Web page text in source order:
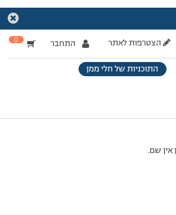
הצטרפות לאתר התחבר 0
התוכניות של חלי ממן